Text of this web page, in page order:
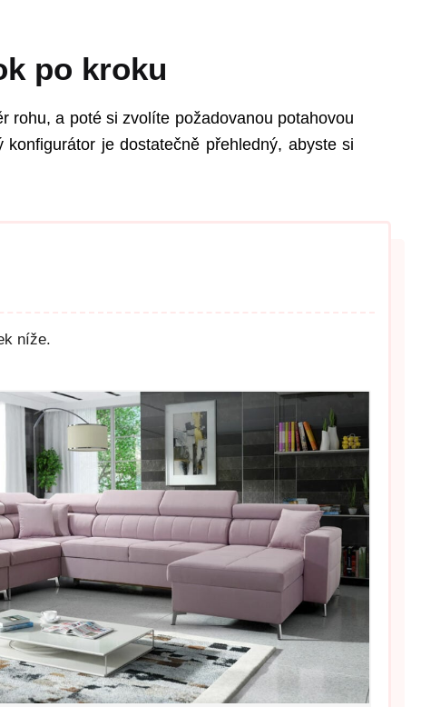
po kroku
rohu, a poté si zvolíte požadovanou potahovou
je dostatečně přehledný, abyste si
níže.